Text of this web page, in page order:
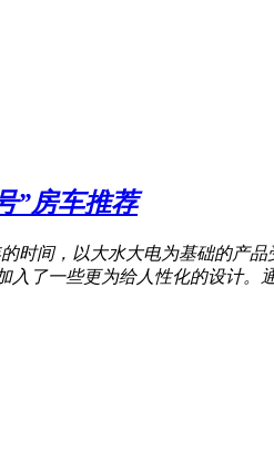
”房车推荐
时间，以大水大电为基础的产
了一些更为给人性化的设计